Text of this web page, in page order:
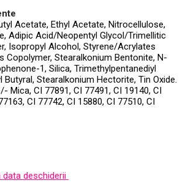
Acetate, Ethyl Acetate, Nitrocellulose,
Adipic Acid/Neopentyl Glycol/Trimellitic
Isopropyl Alcohol, Styrene/Acrylates
Copolymer, Stearalkonium Bentonite, N-
1, Silica, Trimethylpentanediyl
Butyral, Stearalkonium Hectorite, Tin Oxide.
Mica, CI 77891, CI 77491, CI 19140, CI
CI 77742, CI 15880, CI 77510, CI
data deschiderii